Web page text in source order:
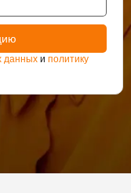
данных и политику